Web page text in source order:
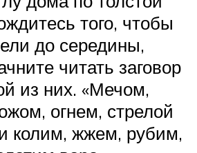
того, чтобы
до середины,
читать заговор
из них. «Мечом,
огнем, стрелой
колим, жжем, рубим,